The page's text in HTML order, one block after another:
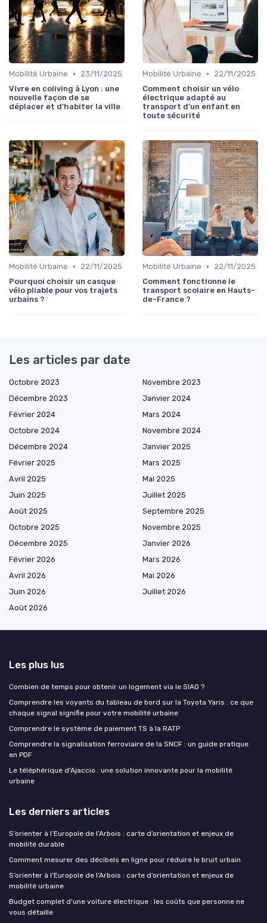
Mobilité Urbaine •
23/11/2025
Vivre en coliving à Lyon : une
nouvelle façon de se
déplacer et d’habiter la ville
Mobilité Urbaine •
22/11/2025
Comment choisir un vélo
électrique adapté au
transport d’un enfant en
toute sécurité
Mobilité Urbaine •
22/11/2025
Pourquoi choisir un casque
vélo pliable pour vos trajets
urbains ?
Mobilité Urbaine •
22/11/2025
Comment fonctionne le
transport scolaire en Hauts-
de-France ?
Les articles par date
Octobre 2023
Novembre 2023
Décembre 2023
Janvier 2024
Février 2024
Mars 2024
Octobre 2024
Novembre 2024
Décembre 2024
Janvier 2025
Février 2025
Mars 2025
Avril 2025
Mai 2025
Juin 2025
Juillet 2025
Août 2025
Septembre 2025
Octobre 2025
Novembre 2025
Décembre 2025
Janvier 2026
Février 2026
Mars 2026
Avril 2026
Mai 2026
Juin 2026
Juillet 2026
Août 2026
Les plus lus
Combien de temps pour obtenir un logement via le SIAO ?
Comprendre les voyants du tableau de bord sur la Toyota Yaris : ce que
chaque signal signifie pour votre mobilité urbaine
Comprendre le système de paiement TS à la RATP
Comprendre la signalisation ferroviaire de la SNCF : un guide pratique
en PDF
Le téléphérique d'Ajaccio : une solution innovante pour la mobilité
urbaine
Les derniers articles
S’orienter à l’Europole de l’Arbois : carte d’orientation et enjeux de
mobilité durable
Comment mesurer des décibels en ligne pour réduire le bruit urbain
S’orienter à l’Europole de l’Arbois : carte d’orientation et enjeux de
mobilité urbaine
Budget complet d'une voiture électrique : les coûts que personne ne
vous détaille